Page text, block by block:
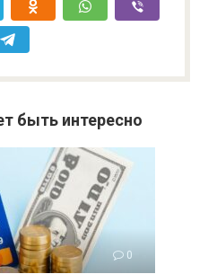
быть интересно
0